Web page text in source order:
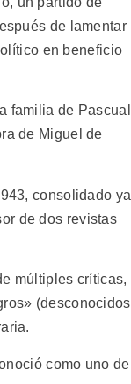
de lamentar
en beneficio
familia de Pascual
de Miguel de
consolidado ya
de dos revistas
múltiples críticas,
(desconocidos
como uno de